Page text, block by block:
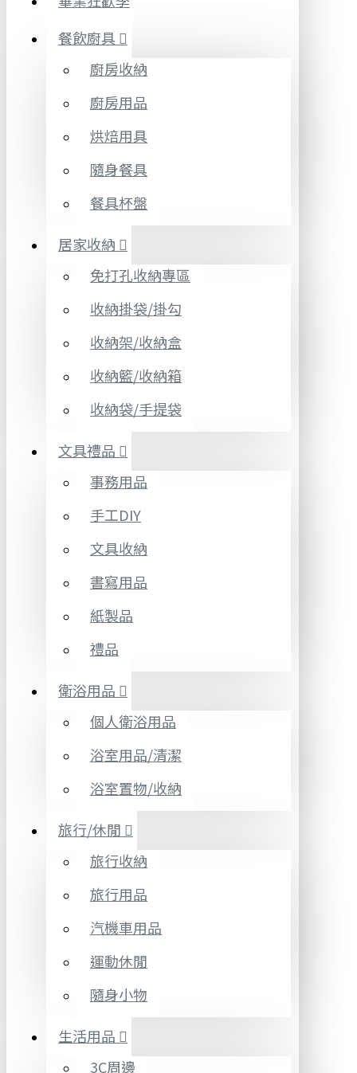
餐飲廚具
廚房收納
廚房用品
烘焙用具
隨身餐具
餐具杯盤
居家收納
免打孔收納專區
收納掛袋/掛勾
收納架/收納盒
收納籃/收納箱
收納袋/手提袋
文具禮品
事務用品
手工DIY
文具收納
書寫用品
紙製品
禮品
衛浴用品
個人衛浴用品
浴室用品/清潔
浴室置物/收納
旅行/休閒
旅行收納
旅行用品
汽機車用品
運動休閒
隨身小物
生活用品
3C周邊